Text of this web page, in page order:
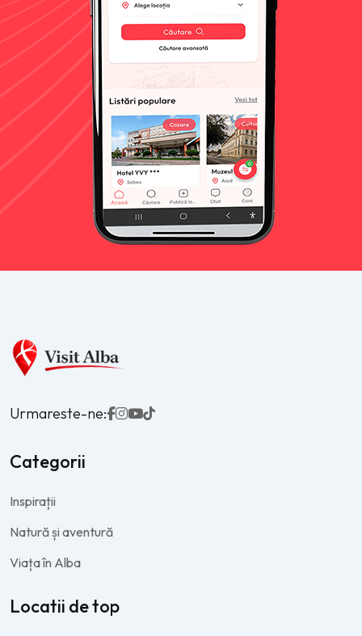
Urmareste-ne:
Categorii
Inspirații
Natură și aventură
Viața în Alba
Locatii de top